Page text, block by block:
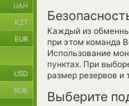
Каждый из
при этом команда
Использование
пунктах. При
размер резервов и
Выберите
UAH
KZT
EUR
USD
RUB